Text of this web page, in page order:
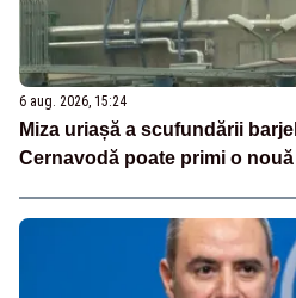
6 aug. 2026, 15:24
Miza uriașă a scufundării
Cernavodă poate primi o